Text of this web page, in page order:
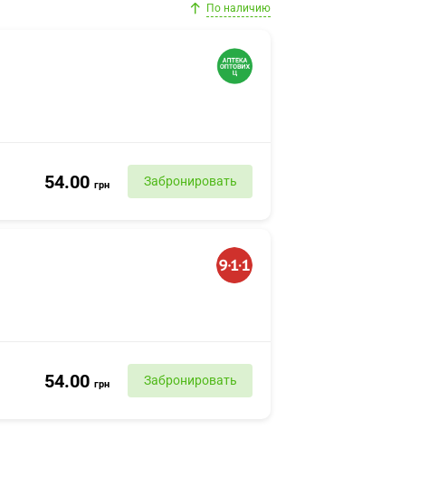
По наличию
54.00 грн Забронировать
54.00 грн Забронировать